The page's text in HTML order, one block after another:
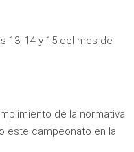
13, 14 y 15 del mes de
de la normativa
este campeonato en la